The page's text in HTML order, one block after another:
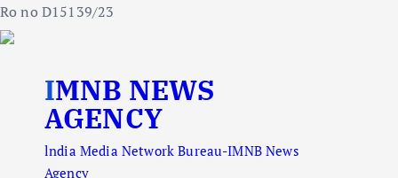
Ro no D15139/23
IMNB NEWS
AGENCY
lndia Media Network Bureau-IMNB News
Agency